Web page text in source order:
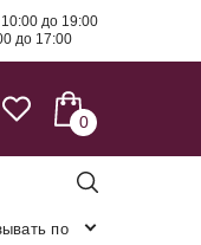
до 19:00
до 17:00
0
по